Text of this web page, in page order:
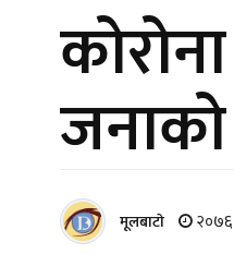
मूलबाटाे